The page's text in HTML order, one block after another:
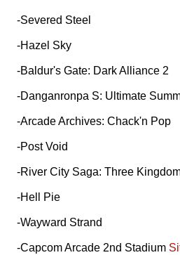
-Severed Steel
-Hazel Sky
-Baldur's Gate: Dark Alliance 2
-Danganronpa S: Ultimate
-Arcade Archives: Chack'n Pop
-Post Void
-River City Saga: Three
-Hell Pie
-Wayward Strand
-Capcom Arcade 2nd Stadium